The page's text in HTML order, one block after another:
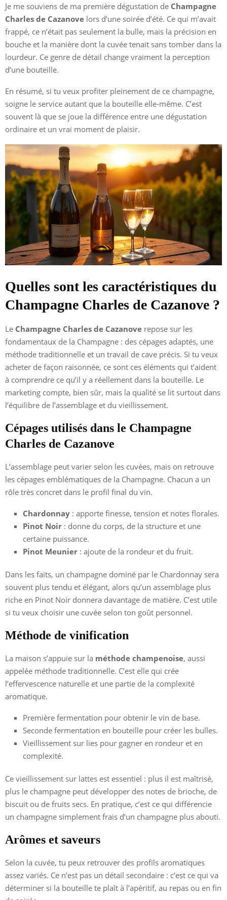
Je me souviens de ma première dégustation de Champagne
Charles de Cazanove lors d’une soirée d’été. Ce qui m’avait
frappé, ce n’était pas seulement la bulle, mais la précision en
bouche et la manière dont la cuvée tenait sans tomber dans la
lourdeur. Ce genre de détail change vraiment la perception
d’une bouteille.
En résumé, si tu veux profiter pleinement de ce champagne,
soigne le service autant que la bouteille elle-même. C’est
souvent là que se joue la différence entre une dégustation
ordinaire et un vrai moment de plaisir.
Quelles sont les caractéristiques du
Champagne Charles de Cazanove ?
Le Champagne Charles de Cazanove repose sur les
fondamentaux de la Champagne : des cépages adaptés, une
méthode traditionnelle et un travail de cave précis. Si tu veux
acheter de façon raisonnée, ce sont ces éléments qui t’aident
à comprendre ce qu’il y a réellement dans la bouteille. Le
marketing compte, bien sûr, mais la qualité se lit surtout dans
l’équilibre de l’assemblage et du vieillissement.
Cépages utilisés dans le Champagne
Charles de Cazanove
L’assemblage peut varier selon les cuvées, mais on retrouve
les cépages emblématiques de la Champagne. Chacun a un
rôle très concret dans le profil final du vin.
Chardonnay : apporte finesse, tension et notes florales.
Pinot Noir : donne du corps, de la structure et une
certaine puissance.
Pinot Meunier : ajoute de la rondeur et du fruit.
Dans les faits, un champagne dominé par le Chardonnay sera
souvent plus tendu et élégant, alors qu’un assemblage plus
riche en Pinot Noir donnera davantage de matière. C’est utile
si tu veux choisir une cuvée selon ton goût personnel.
Méthode de vinification
La maison s’appuie sur la méthode champenoise, aussi
appelée méthode traditionnelle. C’est elle qui crée
l’effervescence naturelle et une partie de la complexité
aromatique.
Première fermentation pour obtenir le vin de base.
Seconde fermentation en bouteille pour créer les bulles.
Vieillissement sur lies pour gagner en rondeur et en
complexité.
Ce vieillissement sur lattes est essentiel : plus il est maîtrisé,
plus le champagne peut développer des notes de brioche, de
biscuit ou de fruits secs. En pratique, c’est ce qui différencie
un champagne simplement frais d’un champagne plus abouti.
Arômes et saveurs
Selon la cuvée, tu peux retrouver des profils aromatiques
assez variés. Ce n’est pas un détail secondaire : c’est ce qui va
déterminer si la bouteille te plaît à l’apéritif, au repas ou en fin